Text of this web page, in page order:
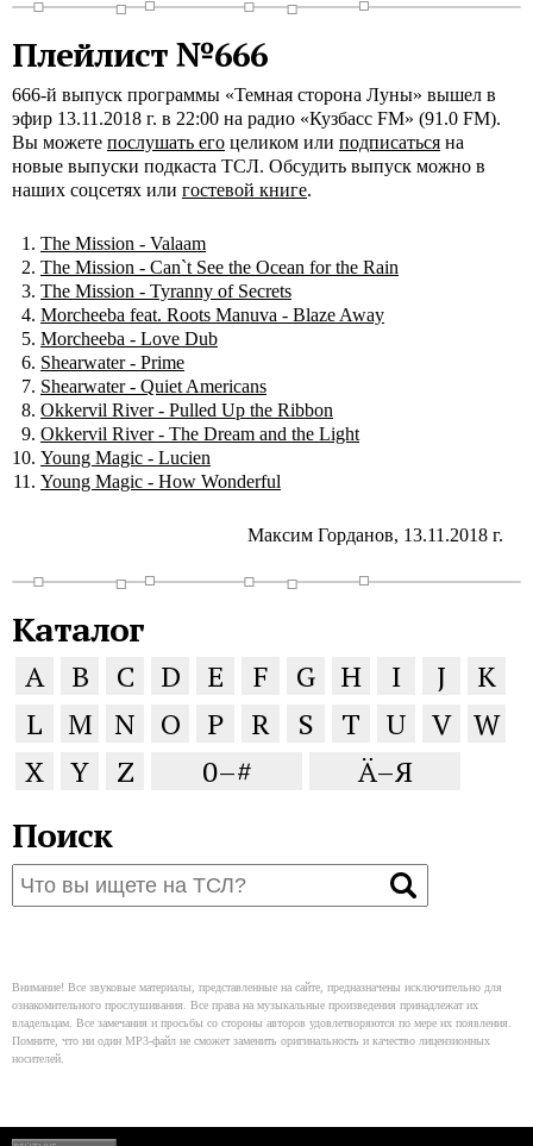
Плейлист №666
666-й выпуск программы «Темная сторона Луны» вышел в
эфир 13.11.2018 г. в 22:00 на радио «Кузбасс FM» (91.0 FM).
Вы можете послушать его целиком или подписаться на
новые выпуски подкаста ТСЛ. Обсудить выпуск можно в
наших соцсетях или гостевой книге.
The Mission - Valaam
The Mission - Can`t See the Ocean for the Rain
The Mission - Tyranny of Secrets
Morcheeba feat. Roots Manuva - Blaze Away
Morcheeba - Love Dub
Shearwater - Prime
Shearwater - Quiet Americans
Okkervil River - Pulled Up the Ribbon
Okkervil River - The Dream and the Light
Young Magic - Lucien
Young Magic - How Wonderful
Максим Горданов, 13.11.2018 г.
Каталог
A B C D E F G H I J
K
L
M N O P R S T U V W
X
Y Z 0–# Ä–Я
Поиск
Внимание! Все звуковые материалы, представленные на сайте, предназначены исключительно для
ознакомительного прослушивания. Все права на музыкальные произведения принадлежат их
владельцам. Все замечания и просьбы со стороны авторов удовлетворяются по мере их появления.
Помните, что ни один MP3-файл не сможет заменить оригинальность и качество лицензионных
носителей.